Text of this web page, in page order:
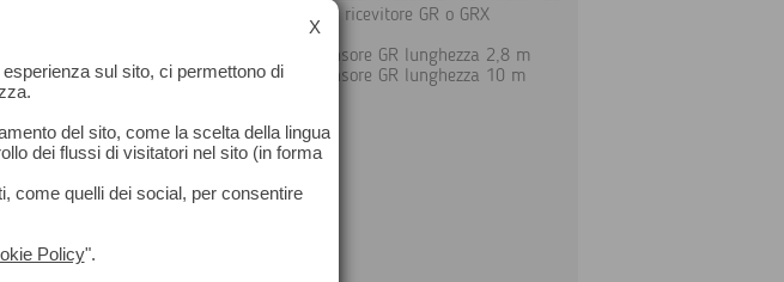
al momento dell'ordine insieme al tipo di ricevitore GR o GRX
257 Cavo di collegamento WXT520 a sensore GR lunghezza 2,8 m
258 Cavo di collegamento WXT520 a sensore GR lunghezza 10 m
X
sul sito, ci permettono di
del sito, come la scelta della lingua
dei flussi di visitatori nel sito (in forma
come quelli dei social, per consentire
Policy".